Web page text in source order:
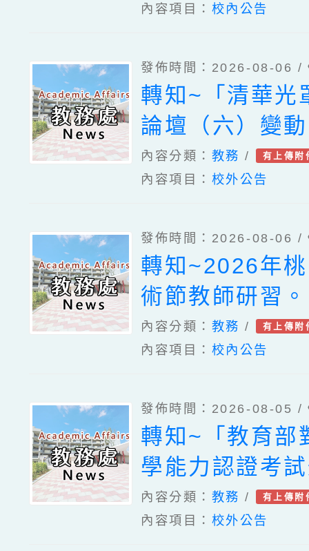
培育計畫」分
博物館辦理「
原民智慧主題
參訪補助案、
灣公益團體自
廣工作坊一案
委員會「115學
原住民族知識
全民原教計畫
內容項目： 校內公告
發佈時間：2026-08-06 /
轉知~「清華光
論壇（六）變
好老師：教師
韌性」。
內容分類： 教務 / 有上傳附
內容項目： 校外公告
發佈時間：2026-08-06 /
轉知~2026年
術節教師研習。
內容分類： 教務 / 有上傳附
內容項目： 校內公告
發佈時間：2026-08-05 /
轉知~「教育部
學能力認證考
標準」第2條，
於中華民國
內容分類： 教務 / 有上傳附
內容項目： 校外公告